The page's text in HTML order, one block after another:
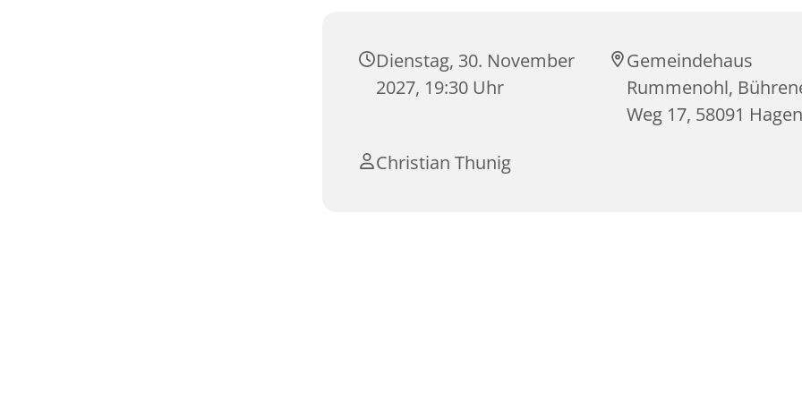
Dienstag, 30. November
2027, 19:30 Uhr
Gemeindehaus
Rummenohl,
Weg 17, 58091 Hagen
Christian Thunig